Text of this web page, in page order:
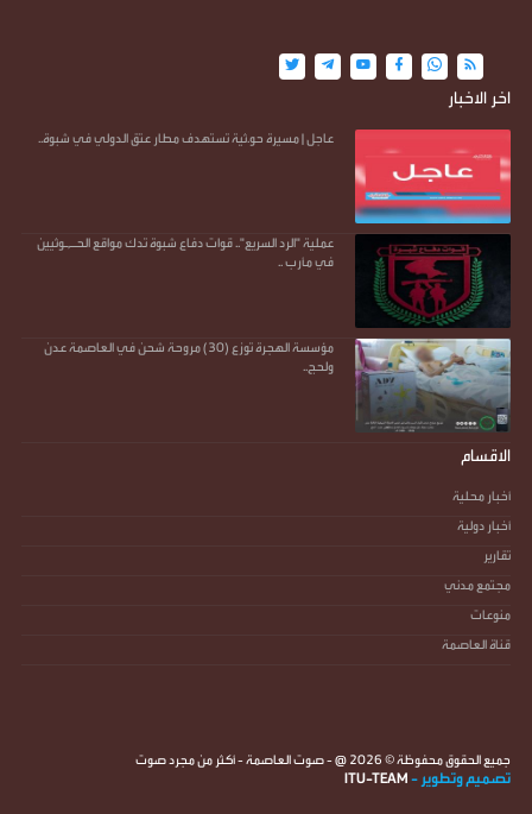
اخر الاخبار
عاجل | مسيرة حو.ثية تستهدف مطار عتق الدولي في شبوة..
عملية "الرد السريع".. قوات دفاع شبوة تدك مواقع الحـ,ـوثيين
في مأرب ..
مؤسسة الهجرة توزع (30) مروحة شحن في العاصمة عدن
ولحج..
الاقسام
أخبار محلية
أخبار دولية
تقارير
مجتمع مدني
منوعات
قناة العاصمة
جميع الحقوق محفوظة © 2026 @ - صوت العاصمة - أكثر من مجرد صوت
تصميم وتطوير -ITU-TEAM